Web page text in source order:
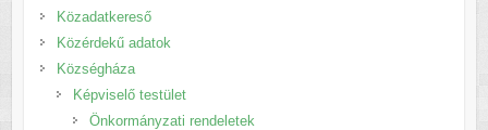
Közadatkereső
Közérdekű adatok
Községháza
Képviselő testület
Önkormányzati rendeletek